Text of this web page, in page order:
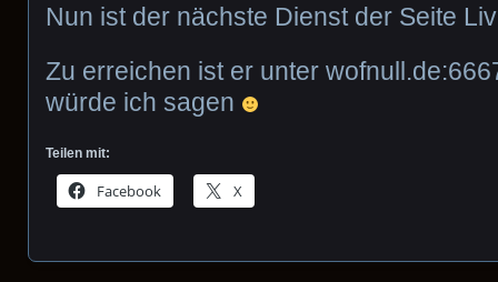
Nun ist der nächste Dienst der Seite
Zu erreichen ist er unter
würde ich sagen
Teilen mit:
Facebook X